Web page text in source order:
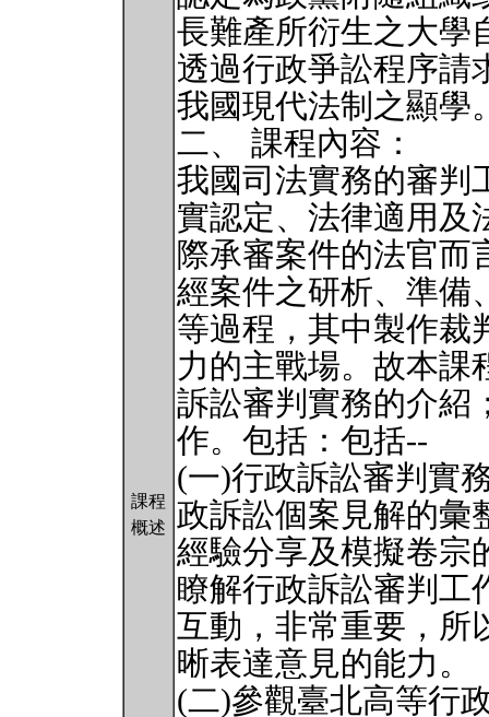
課程
概述
長難產所衍生之大學
透過行政爭訟程序請
我國現代法制之顯學
二、 課程內容：
我國司法實務的審判
實認定、法律適用及
際承審案件的法官而
經案件之研析、準備
等過程，其中製作裁
力的主戰場。故本課
訴訟審判實務的介紹
作。包括：包括--
(一)行政訴訟審判實
政訴訟個案見解的彙
經驗分享及模擬卷宗
瞭解行政訴訟審判工
互動，非常重要，所
晰表達意見的能力。
(二)參觀臺北高等行